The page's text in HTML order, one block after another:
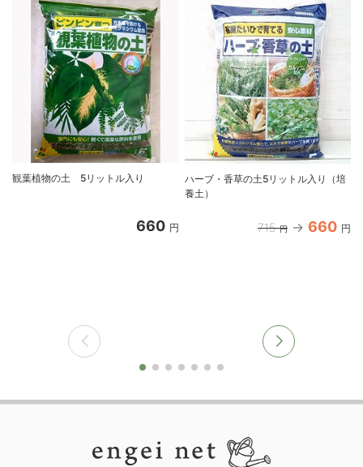
観葉植物の土 5リットル入り
660 円
ハーブ・香草の土5リットル入り（培
養土）
715 円 660 円